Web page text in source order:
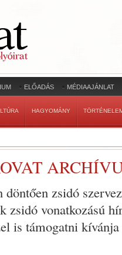
ELŐADÁS MÉDIAAJÁNLAT
HAGYOMÁNY
döntően zsidó
zsidó vonatkozású
is támogatni